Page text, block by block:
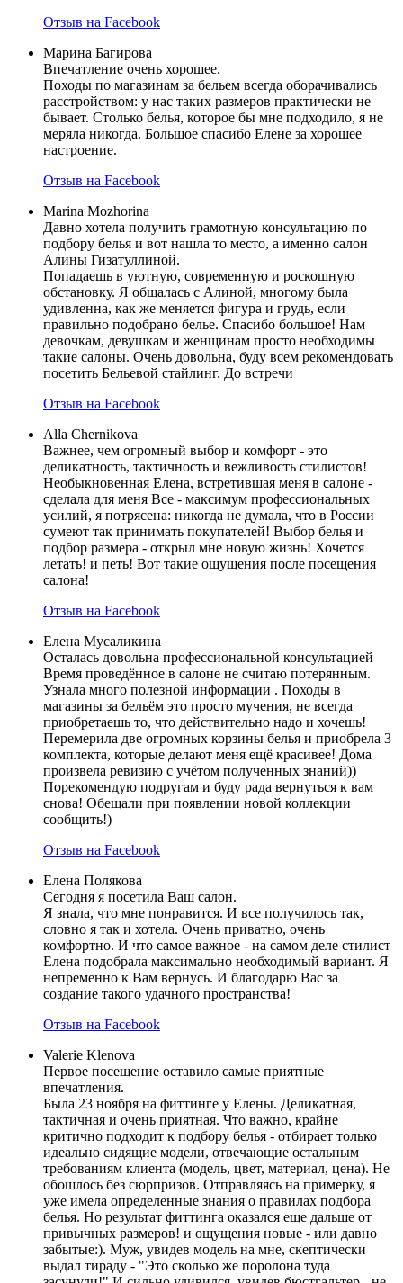
Отзыв на Facebook
Марина Багирова
Впечатление очень хорошее.
Походы по магазинам за бельем всегда оборачивались
расстройством: у нас таких размеров практически не
бывает. Столько белья, которое бы мне подходило, я не
меряла никогда. Большое спасибо Елене за хорошее
настроение.
Отзыв на Facebook
Marina Mozhorina
Давно хотела получить грамотную консультацию по
подбору белья и вот нашла то место, а именно салон
Алины Гизатуллиной.
Попадаешь в уютную, современную и роскошную
обстановку. Я общалась с Алиной, многому была
удивленна, как же меняется фигура и грудь, если
правильно подобрано белье. Спасибо большое! Нам
девочкам, девушкам и женщинам просто необходимы
такие салоны. Очень довольна, буду всем рекомендовать
посетить Бельевой стайлинг. До встречи
Отзыв на Facebook
Alla Chernikova
Важнее, чем огромный выбор и комфорт - это
деликатность, тактичность и вежливость стилистов!
Необыкновенная Елена, встретившая меня в салоне -
сделала для меня Все - максимум профессиональных
усилий, я потрясена: никогда не думала, что в России
сумеют так принимать покупателей! Выбор белья и
подбор размера - открыл мне новую жизнь! Хочется
летать! и петь! Вот такие ощущения после посещения
салона!
Отзыв на Facebook
Елена Мусаликина
Осталась довольна профессиональной консультацией
Время проведённое в салоне не считаю потерянным.
Узнала много полезной информации . Походы в
магазины за бельём это просто мучения, не всегда
приобретаешь то, что действительно надо и хочешь!
Перемерила две огромных корзины белья и приобрела 3
комплекта, которые делают меня ещё красивее! Дома
произвела ревизию с учётом полученных знаний))
Порекомендую подругам и буду рада вернуться к вам
снова! Обещали при появлении новой коллекции
сообщить!)
Отзыв на Facebook
Елена Полякова
Сегодня я посетила Ваш салон.
Я знала, что мне понравится. И все получилось так,
словно я так и хотела. Очень приватно, очень
комфортно. И что самое важное - на самом деле стилист
Елена подобрала максимально необходимый вариант. Я
непременно к Вам вернусь. И благодарю Вас за
создание такого удачного пространства!
Отзыв на Facebook
Valerie Klenova
Первое посещение оставило самые приятные
впечатления.
Была 23 ноября на фиттинге у Елены. Деликатная,
тактичная и очень приятная. Что важно, крайне
критично подходит к подбору белья - отбирает только
идеально сидящие модели, отвечающие остальным
требованиям клиента (модель, цвет, материал, цена). Не
обошлось без сюрпризов. Отправляясь на примерку, я
уже имела определенные знания о правилах подбора
белья. Но результат фиттинга оказался еще дальше от
привычных размеров! и ощущения новые - или давно
забытые:). Муж, увидев модель на мне, скептически
выдал тираду - "Это сколько же поролона туда